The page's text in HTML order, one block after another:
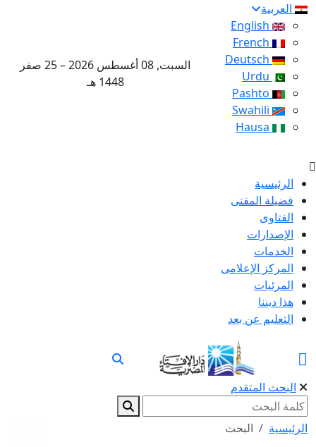
العربية
السبت, 08 أغسطس 2026 – 25 صفر
1448 هـ
الرئيسية
فضيلة المفتى
الفتاوى
الإصدارات
الخدمات
المركز الإعلامى
المرئيات
هذا ديننا
التعليم عن بعد
البحث المتقدم
الرئيسية البحث